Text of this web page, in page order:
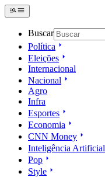
Buscar
Política
Eleições
Internacional
Nacional
Agro
Infra
Esportes
Economia
CNN Money
Inteligência Artificial
Pop
Style